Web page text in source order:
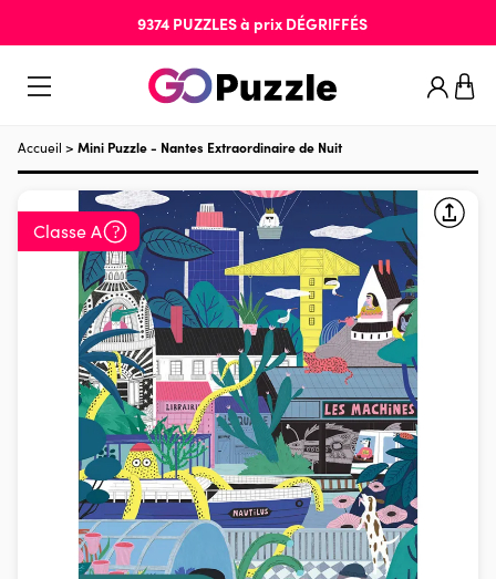
9374 PUZZLESà prix DÉGRIFFÉS
Accueil > Mini Puzzle - Nantes Extraordinaire de Nuit
Classe A